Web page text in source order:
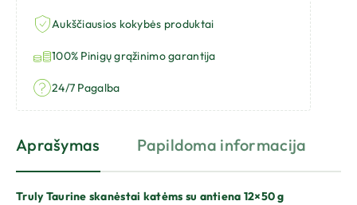
Aukščiausios kokybės produktai
100% Pinigų grąžinimo garantija
24/7 Pagalba
Aprašymas Papildoma informacija
Truly Taurine skanėstai katėms su antiena 12×50 g